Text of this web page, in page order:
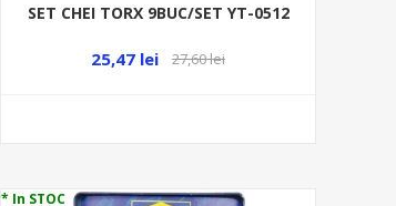
SET CHEI TORX 9BUC/SET YT-0512
25,47 lei 27,60 lei
* In STOC